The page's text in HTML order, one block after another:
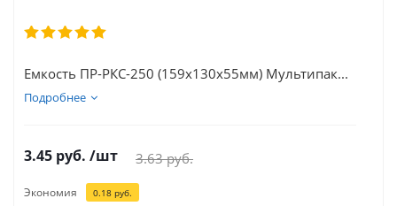
Емкость ПР-РКС-250 (159х130х55мм) Мультипак...
Подробнее
3.45 руб. /шт 3.63руб.
Экономия 0.18 руб.